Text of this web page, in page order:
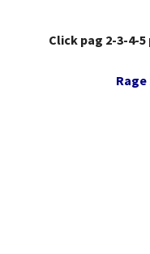
Click pag 2-3-4-
Rage